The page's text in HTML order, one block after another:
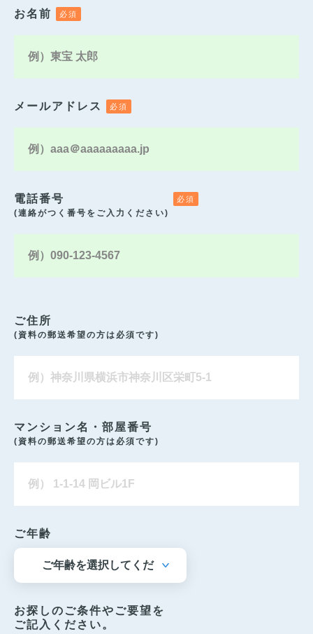
お名前
メールアドレス
電話番号
(連絡がつく番号をご入力ください)
ご住所
(資料の郵送希望の方は必須です)
マンション名・部屋番号
(資料の郵送希望の方は必須です)
ご年齢
お探しのご条件やご要望を
ご記入ください。